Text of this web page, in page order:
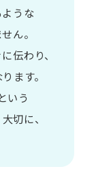
うな​
ん。​
伝わり、
ます。
いう​
切に、​